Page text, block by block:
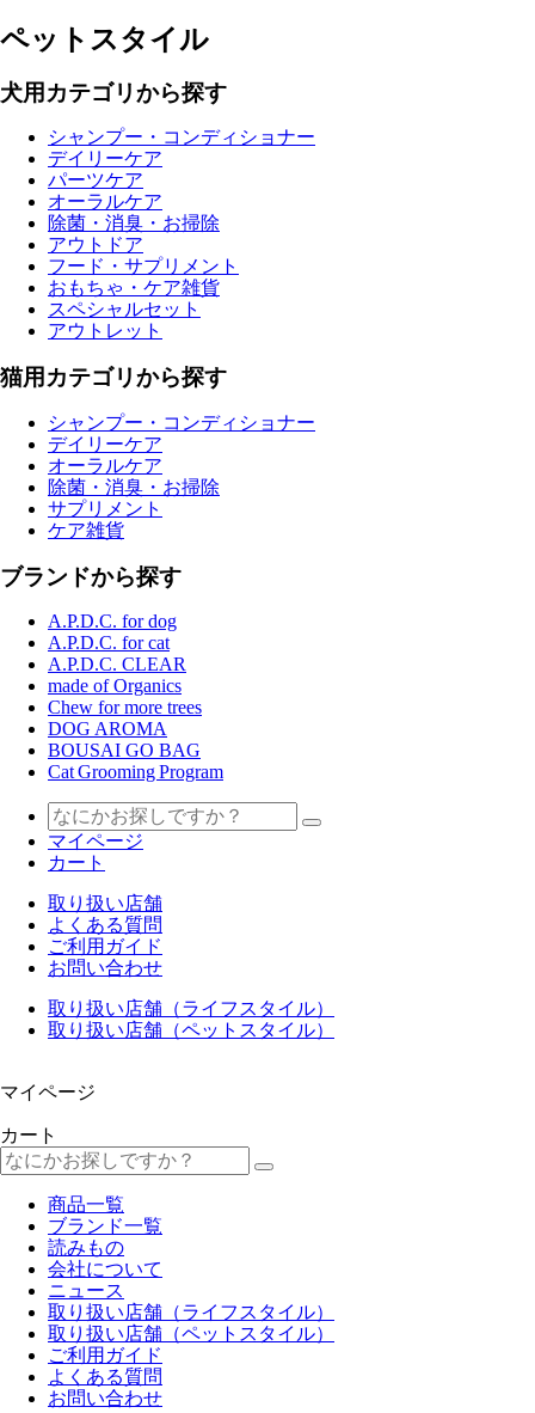
ペットスタイル
犬用カテゴリから探す
シャンプー・コンディショナー
デイリーケア
パーツケア
オーラルケア
除菌・消臭・お掃除
アウトドア
フード・サプリメント
おもちゃ・ケア雑貨
スペシャルセット
アウトレット
猫用カテゴリから探す
シャンプー・コンディショナー
デイリーケア
オーラルケア
除菌・消臭・お掃除
サプリメント
ケア雑貨
ブランドから探す
A.P.D.C. for dog
A.P.D.C. for cat
A.P.D.C. CLEAR
made of Organics
Chew for more trees
DOG AROMA
BOUSAI GO BAG
Cat Grooming Program
マイページ
カート
取り扱い店舗
よくある質問
ご利用ガイド
お問い合わせ
取り扱い店舗（ライフスタイル）
取り扱い店舗（ペットスタイル）
マイページ
カート
商品一覧
ブランド一覧
読みもの
会社について
ニュース
取り扱い店舗（ライフスタイル）
取り扱い店舗（ペットスタイル）
ご利用ガイド
よくある質問
お問い合わせ